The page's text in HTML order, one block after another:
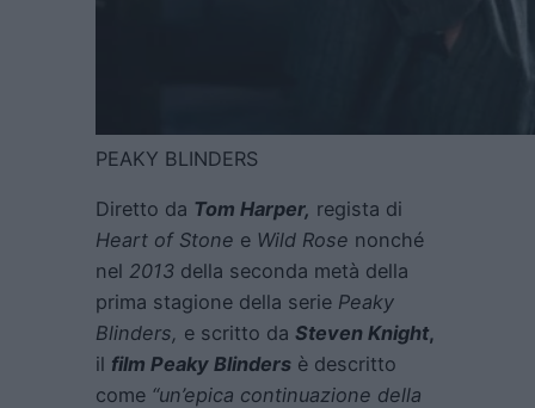
PEAKY BLINDERS
Diretto da Tom Harper, regista di
Heart of Stone e Wild Rose nonché
nel 2013 della seconda metà della
prima stagione della serie Peaky
Blinders, e scritto da Steven Knight,
il film Peaky Blinders è descritto
come “un’epica continuazione della